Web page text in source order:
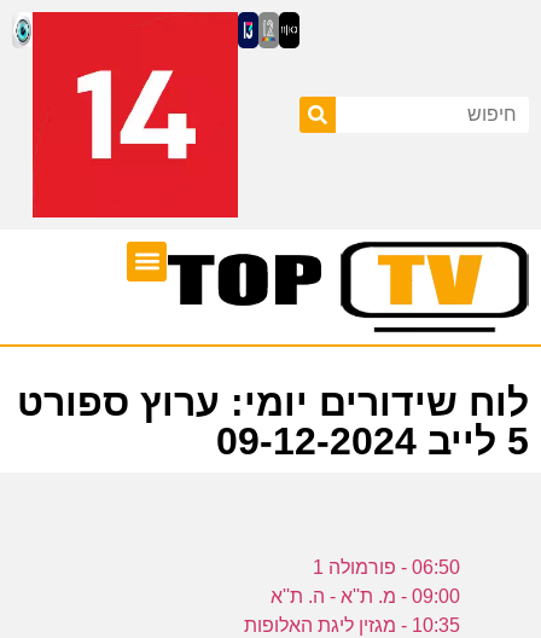
לוח שידורים יומי: ערוץ ספורט
5 לייב 09-12-2024
06:50 - פורמולה 1
09:00 - מ. ת''א - ה. ת''א
10:35 - מגזין ליגת האלופות